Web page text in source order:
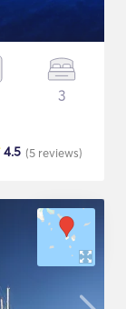
3
(5 reviews)
4.5